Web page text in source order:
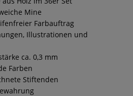
Mine
Farbauftrag
Illustrationen und
ca. 0,3 mm
Farben
Stiftenden